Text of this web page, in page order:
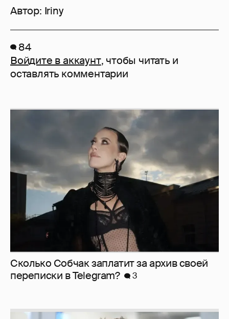
Автор: Iriny
84
Войдите в аккаунт, чтобы читать и
оставлять комментарии
Сколько Собчак заплатит за архив своей
перeписки в Telegram?
3